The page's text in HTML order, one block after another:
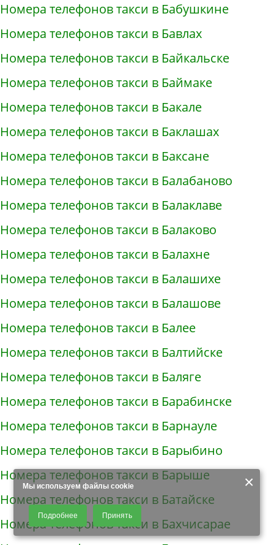
×
Мы используем файлы cookie
Продолжая использовать наш сайт, Вы даете согласие на обработку
файлов - COOKIES, пользовательских данных (файлы-cookies, IP-адрес,
данные об идентификаторе браузера, дата и время осуществления
доступа к сайту, история поисковых запросов) для сбора аналитической и
Подробнее Принять
Номера телефонов такси в Бабушкине
Номера телефонов такси в Бавлах
Номера телефонов такси в Байкальске
Номера телефонов такси в Баймаке
Номера телефонов такси в Бакале
Номера телефонов такси в Баклашах
Номера телефонов такси в Баксане
Номера телефонов такси в Балабаново
Номера телефонов такси в Балаклаве
Номера телефонов такси в Балаково
Номера телефонов такси в Балахне
Номера телефонов такси в Балашихе
Номера телефонов такси в Балашове
Номера телефонов такси в Балее
Номера телефонов такси в Балтийске
Номера телефонов такси в Баляге
Номера телефонов такси в Барабинске
Номера телефонов такси в Барнауле
Номера телефонов такси в Барыбино
Номера телефонов такси в Барыше
Номера телефонов такси в Батайске
Номера телефонов такси в Бахчисарае